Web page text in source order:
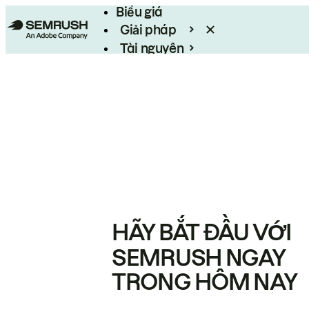
Biểu giá
Giải pháp
Tài nguyên
HÃY BẮT ĐẦU VỚI
SEMRUSH NGAY
TRONG HÔM NAY